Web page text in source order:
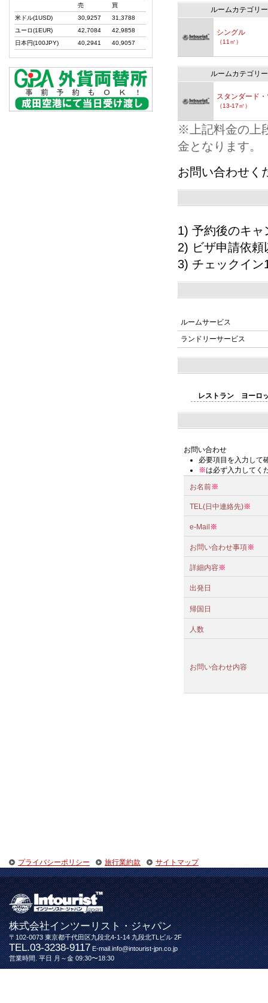
ルームカテゴリー
シングル
（11㎡）
ルームカテゴリー
スタンダード
（13-17㎡）
※上記料金の上
金となります。
お問い合わせく
1) 予約後のキ
2) ビザ申請依
3) チェックイ
ルームサービス
ランドリーサービス
レストラン ヨーロ
お問い合わせ
必要項目を入力して
※は必ず入力してく
お名前※
TEL(日中連絡先)※
e-Mail ※
お問い合わせ事項※
詳細内容※
出発日
帰国日
人数
お問い合わせ内容
売
買
米ドル(1USD)
30,9257
31,3788
ユーロ(1EUR)
42,7084
42,9858
日本円(100JPY)
40,2941 40,9057
プライバシーポリシー 旅行業約款 サイトマップ
株式会社インツーリスト・ジャパン
〒102-0073 東京都千代田区九段北4-1-14 九段北TLビル 2F
TEL.03-3238-9117E-mail.info@intourist-jpn.co.jp
営業時間. 平日 月～金 09:30〜18:30